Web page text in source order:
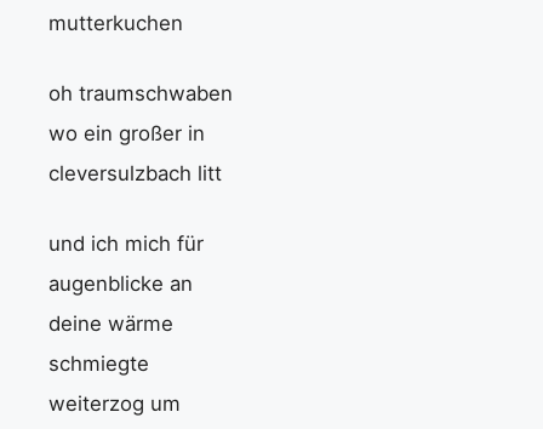
mutterkuchen
oh traumschwaben
wo ein großer in
cleversulzbach litt
und ich mich für
augenblicke an
deine wärme
schmiegte
weiterzog um